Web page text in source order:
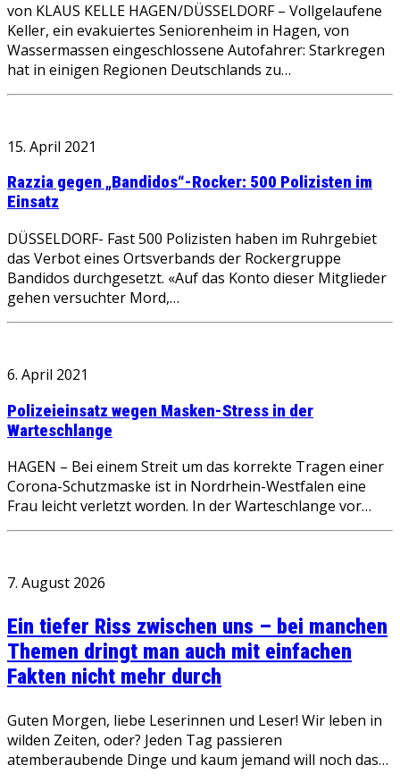
von KLAUS KELLE HAGEN/DÜSSELDORF – Vollgelaufene
Keller, ein evakuiertes Seniorenheim in Hagen, von
Wassermassen eingeschlossene Autofahrer: Starkregen
hat in einigen Regionen Deutschlands zu…
15. April 2021
Razzia gegen „Bandidos“-Rocker: 500 Polizisten im
Einsatz
DÜSSELDORF- Fast 500 Polizisten haben im Ruhrgebiet
das Verbot eines Ortsverbands der Rockergruppe
Bandidos durchgesetzt. «Auf das Konto dieser Mitglieder
gehen versuchter Mord,…
6. April 2021
Polizeieinsatz wegen Masken-Stress in der
Warteschlange
HAGEN – Bei einem Streit um das korrekte Tragen einer
Corona-Schutzmaske ist in Nordrhein-Westfalen eine
Frau leicht verletzt worden. In der Warteschlange vor…
7. August 2026
Ein tiefer Riss zwischen uns – bei manchen
Themen dringt man auch mit einfachen
Fakten nicht mehr durch
Guten Morgen, liebe Leserinnen und Leser! Wir leben in
wilden Zeiten, oder? Jeden Tag passieren
atemberaubende Dinge und kaum jemand will noch das…